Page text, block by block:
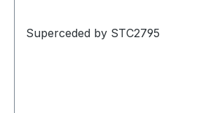
Superceded by STC2795